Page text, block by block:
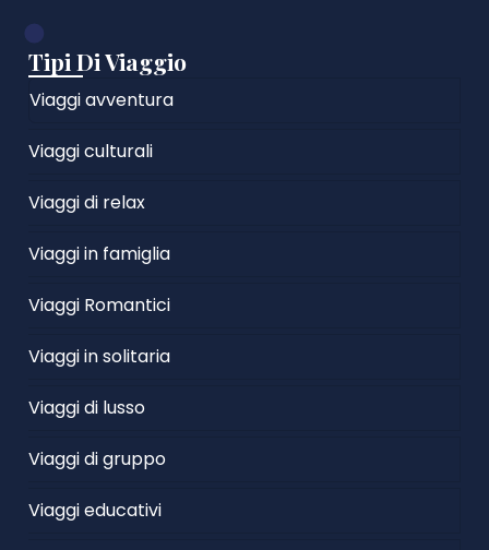
Tipi Di Viaggio
Viaggi avventura
Viaggi culturali
Viaggi di relax
Viaggi in famiglia
Viaggi Romantici
Viaggi in solitaria
Viaggi di lusso
Viaggi di gruppo
Viaggi educativi